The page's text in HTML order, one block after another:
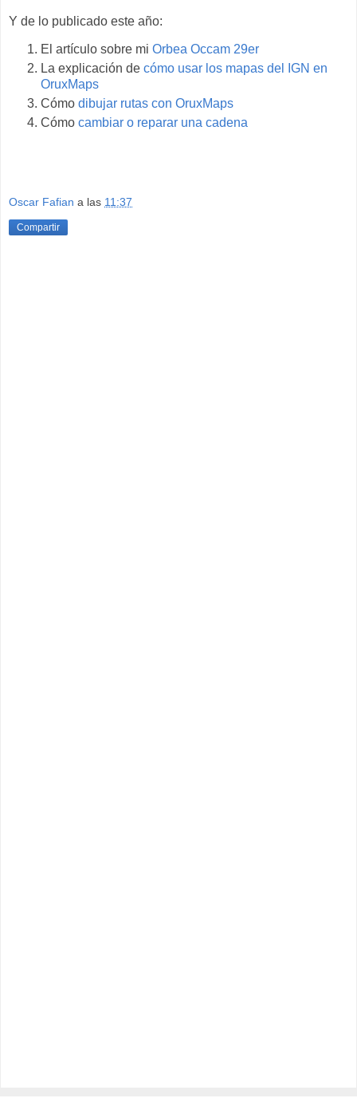
Y de lo publicado este año:
El artículo sobre mi Orbea Occam 29er
La explicación de cómo usar los mapas del IGN en
OruxMaps
Cómo dibujar rutas con OruxMaps
Cómo cambiar o reparar una cadena
Oscar Fafian a las 11:37
Compartir